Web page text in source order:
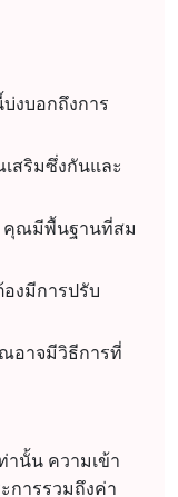
งบอกถึงการ
สริมซึ่งกันและ
คุณมีพื้นฐานที่สม
งมีการปรับ
อาจมีวิธีการที่
านั้น ความเข้า
การรวมถึงค่า